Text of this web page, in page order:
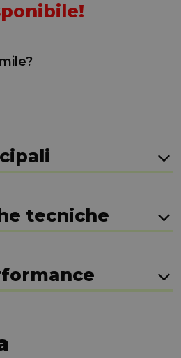
tecniche